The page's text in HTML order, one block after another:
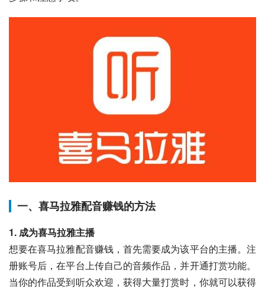
一、喜马拉雅配音赚钱的方法
1. 成为喜马拉雅主播
想要在喜马拉雅配音赚钱，首先需要成为该平台的主播。注
册账号后，在平台上传自己的音频作品，并开通打赏功能。
当你的作品受到听众欢迎，获得大量打赏时，你就可以获得